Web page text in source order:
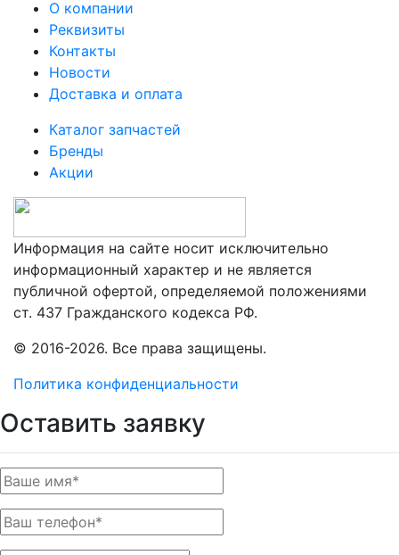
Информация на сайте носит исключительно
информационный характер и не является
публичной офертой, определяемой положениями
ст. 437 Гражданского кодекса РФ.
О компании
Реквизиты
Контакты
Новости
Доставка и оплата
Каталог запчастей
Бренды
Акции
© 2016-2026. Все права защищены.
Политика конфиденциальности
Оставить заявку